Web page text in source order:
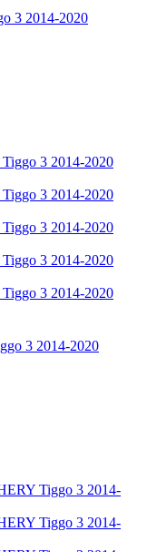
3 2014-2020
3 2014-2020